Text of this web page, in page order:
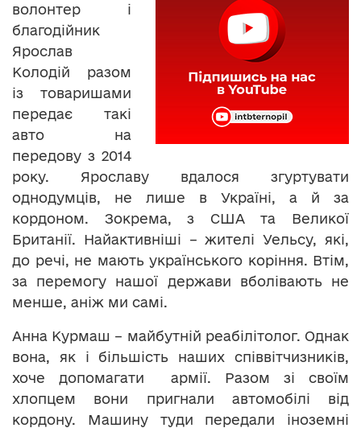
волонтер і
благодійник
Ярослав
Колодій разом
із товаришами
передає такі
авто на
передову з 2014
року. Ярославу вдалося згуртувати
однодумців, не лише в Україні, а й за
кордоном. Зокрема, з США та Великої
Британії. Найактивніші – жителі Уельсу, які,
до речі, не мають українського коріння. Втім,
за перемогу нашої держави вболівають не
менше, аніж ми самі.
Анна Курмаш – майбутній реабілітолог. Однак
вона, як і більшість наших співвітчизників,
хоче допомагати армії. Разом зі своїм
хлопцем вони пригнали автомобілі від
кордону. Машину туди передали іноземні